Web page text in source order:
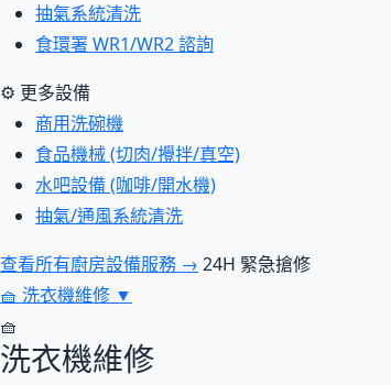
抽氣系統清洗
食環署 WR1/WR2 諮詢
⚙ 更多設備
商用洗碗機
食品機械 (切肉/攪拌/真空)
水吧設備 (咖啡/開水機)
抽氣/通風系統清洗
查看所有廚房設備服務 → 24H 緊急搶修
🧺 洗衣機維修 ▼
🧺
洗衣機維修